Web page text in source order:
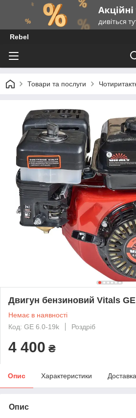
Rebel
Товари та послуги
Двигун бензиновий Vitals
Немає в наявності
Код: GE 6.0-19k
Роздріб
4 400 ₴
Опис Характеристики Доставка
Опис